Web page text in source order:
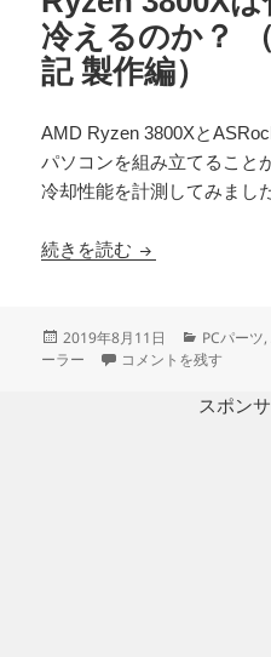
冷えるのか？
記 製作編）
AMD Ryzen 3800Xと
パソコンを組み立てること
冷却性能を計測してみまし
続きを読む Ryzen 3800X
投
稿
2019年8月11日
カ
テ
リ
PCパーツ,
ーラー
Ryzen 3800Xは付属
コメントを残す
スポン